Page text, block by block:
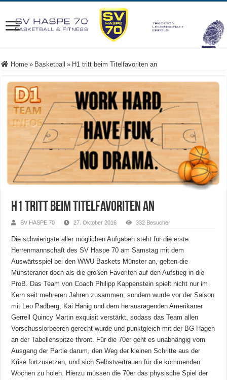
Home » Basketball » H1 tritt beim Titelfavoriten an
H1 tritt beim Titelfavoriten an
SV HASPE 70 27. Oktober 2016 332 Besucher
Die schwierigste aller möglichen Aufgaben steht für die erste
Herrenmannschaft des SV Haspe 70 am Samstag mit dem
Auswärtsspiel bei den WWU Baskets Münster an, gelten die
Münsteraner doch als die großen Favoriten auf den Aufstieg in die
ProB. Das Team von Coach Philipp Kappenstein spielt nicht nur im
Kern seit mehreren Jahren zusammen, sondern wurde vor der Saison
mit Leo Padberg, Kai Hänig und dem herausragenden Amerikaner
Gerrell Quincy Martin exquisit verstärkt, sodass das Team allen
Vorschusslorbeeren gerecht wurde und punktgleich mit der BG Hagen
an der Tabellenspitze thront. Für die 70er geht es unabhängig vom
Ausgang der Partie darum, den Weg der kleinen Schritte aus der
Krise fortzusetzen, und sich Selbstvertrauen für die kommenden
Wochen zu holen. Hierzu müssen die 70er das physische Spiel der